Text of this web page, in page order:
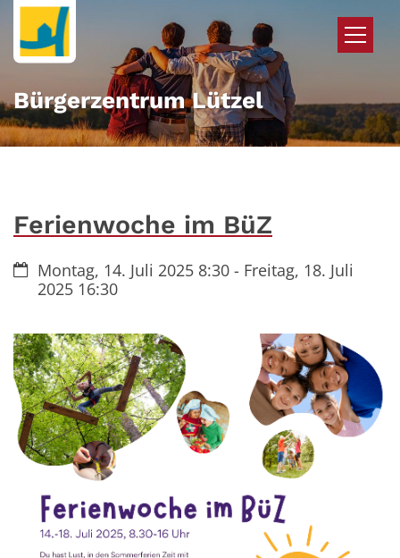
Zum Inhalt springen
Bürgerzentrum Lützel
Ferienwoche im BüZ
Datum:
Montag, 14. Juli 2025 8:30 - Freitag, 18. Juli
2025 16:30